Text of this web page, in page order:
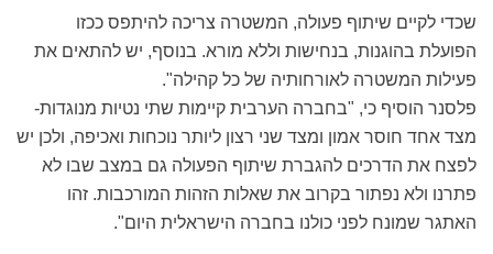
שכדי לקיים שיתוף פעולה, המשטרה צריכה להיתפס ככזו
הפועלת בהוגנות, בנחישות וללא מורא. בנוסף, יש להתאים את
פעילות המשטרה לאורחותיה של כל קהילה".
פלסנר הוסיף כי, "בחברה הערבית קיימות שתי נטיות מנוגדות-
מצד אחד חוסר אמון ומצד שני רצון ליותר נוכחות ואכיפה, ולכן יש
לפצח את הדרכים להגברת שיתוף הפעולה גם במצב שבו לא
פתרנו ולא נפתור בקרוב את שאלות הזהות המורכבות. זהו
האתגר שמונח לפני כולנו בחברה הישראלית היום".